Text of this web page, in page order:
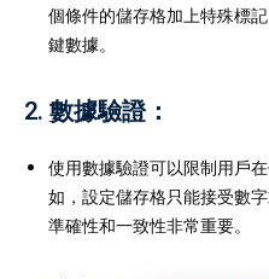
個條件的儲存格加上特殊標
鍵數據。
2.數據驗證：
使用數據驗證可以限制用戶
如，設定儲存格只能接受數
準確性和一致性非常重要。